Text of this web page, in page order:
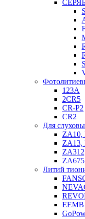
123A
2CR5
CR-P2
CR2
Для
ZA10,
ZA13,
Литий
EEMB